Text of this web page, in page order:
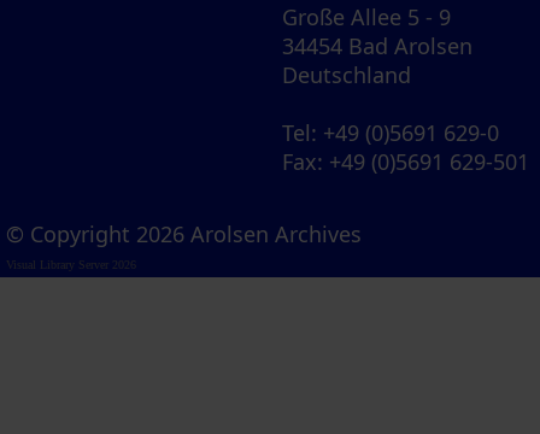
Große Allee 5 - 9
34454 Bad Arolsen
Deutschland
Tel: +49 (0)5691 629-0
Fax: +49 (0)5691 629-501
© Copyright 2026 Arolsen Archives
Visual Library Server 2026